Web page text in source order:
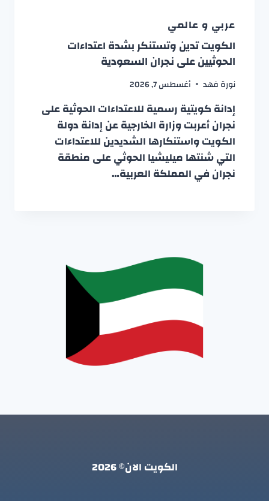
عربي و عالمي
الكويت تدين وتستنكر بشدة اعتداءات
الحوثيين على نجران السعودية
نورة فهد أغسطس 7, 2026
إدانة كويتية رسمية للاعتداءات الحوثية على
نجران أعربت وزارة الخارجية عن إدانة دولة
الكويت واستنكارها الشديدين للاعتداءات
التي شنتها ميليشيا الحوثي على منطقة
نجران في المملكة العربية…
الكويت الان© 2026